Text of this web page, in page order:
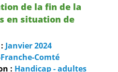
de la fin de la
en situation de
Janvier2024
Comté
: Handicap - adultes